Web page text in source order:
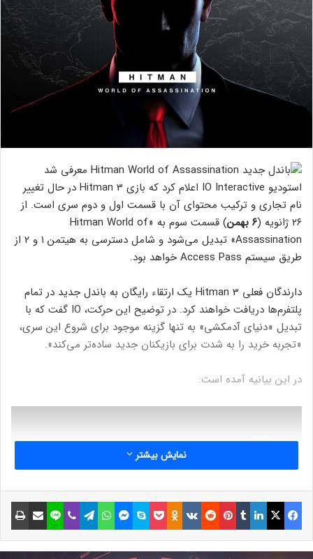
استودیو IO Interactive اعلام کرد که بازی Hitman 3 در حال تغییر
نام تجاری و ترکیب محتوای آن با قسمت اول و دوم سری است. از
۲۶ ژانویه (
۶ بهمن
) قسمت سوم به «Hitman World of
Assassination» تبدیل می‌شود و شامل دسترسی به هیتمن ۱ و ۲ از
طریق سیستم Access Pass خواهد بود.
دارندگان فعلی Hitman 3 یک ارتقاء رایگان به باندل جدید در تمام
پلتفرم‌ها دریافت خواهند کرد. در توضیح این حرکت، IO گفت که با
تبدیل «دنیای آدمکشی» به تنها گزینه موجود برای شروع این سری،
«تجربه خرید را به شدت برای بازیکنان جدید ساده‌تر می‌کند».
در این بیانیه آمده است:
همه بازیکنان جدید و دارندگان فعلی
Hitman 3 مالکیت محتوای پایه یکسانی
خواهند داشت. دیگر سردرگمی در مورد
نمایش بیشتر
فیسبوک ایکس لینکداین تامبلر پینتریست Reddit
VKontakte
Odnoklassniki پاکت اسکایپ مسنجر واتس آپ تلگرام وایبر لاین اشتراک گذاری با ایمیل